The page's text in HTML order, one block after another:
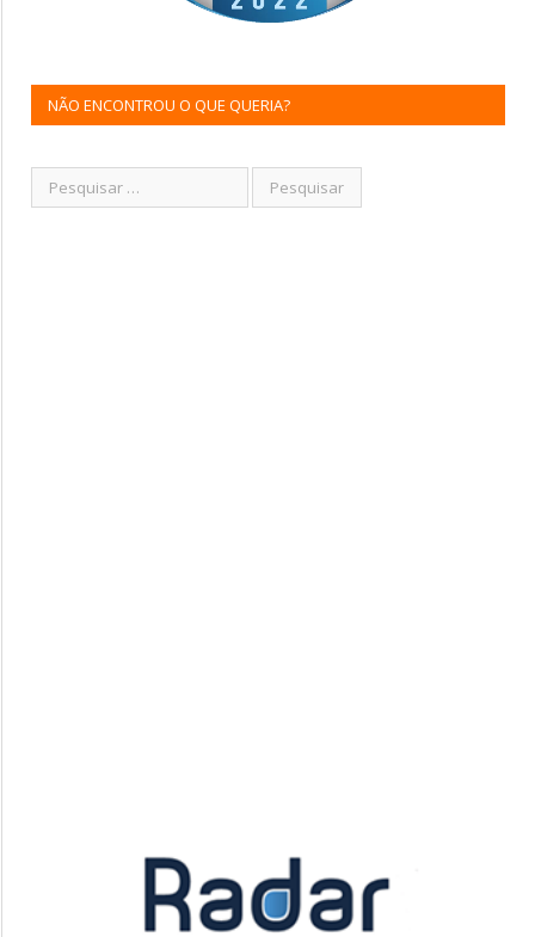
NÃO ENCONTROU O QUE QUERIA?